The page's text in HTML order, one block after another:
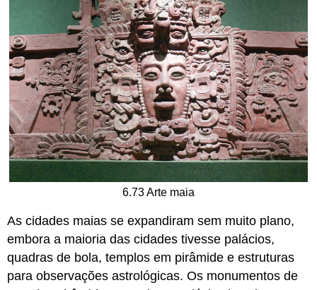
6.73 Arte maia
As cidades maias se expandiram sem muito plano,
embora a maioria das cidades tivesse palácios,
quadras de bola, templos em pirâmide e estruturas
para observações astrológicas. Os monumentos de